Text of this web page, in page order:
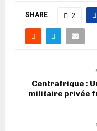
SHARE 2
Centrafrique :
militaire privée